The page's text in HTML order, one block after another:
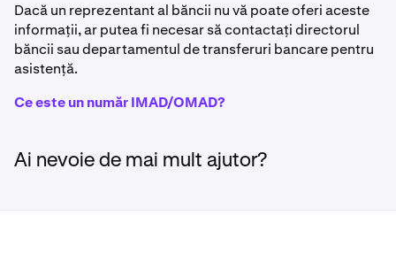
Dacă un reprezentant al băncii nu vă poate oferi aceste
informații, ar putea fi necesar să contactați directorul
băncii sau departamentul de transferuri bancare pentru
asistență.
Ce este un număr IMAD/OMAD?
Ai nevoie de mai mult ajutor?